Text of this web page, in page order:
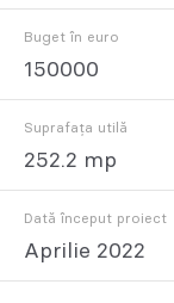
Buget în euro
150000
Suprafața utilă
252.2 mp
Dată început proiect
Aprilie 2022